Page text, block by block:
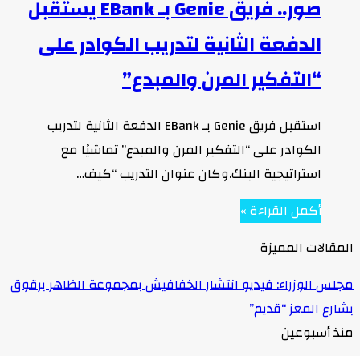
صور.. فريق Genie بـ EBank يستقبل
الدفعة الثانية لتدريب الكوادر على
“التفكير المرن والمبدع”
استقبل فريق Genie بـ EBank الدفعة الثانية لتدريب
الكوادر على “التفكير المرن والمبدع” تماشيًا مع
استراتيجية البنك.وكان عنوان التدريب “كيف…
أكمل القراءة »
المقالات المميزة
مجلس الوزراء: فيديو انتشار الخفافيش بمجموعة الظاهر برقوق
بشارع المعز “قديم”
منذ أسبوعين